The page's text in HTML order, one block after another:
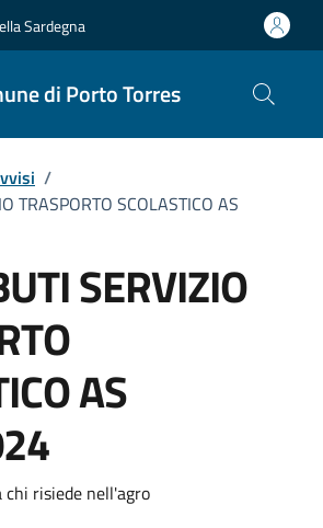
Sardegna
di Porto Torres
/
TRASPORTO SCOLASTICO AS
SERVIZIO
AS
notizia
risiede nell'agro